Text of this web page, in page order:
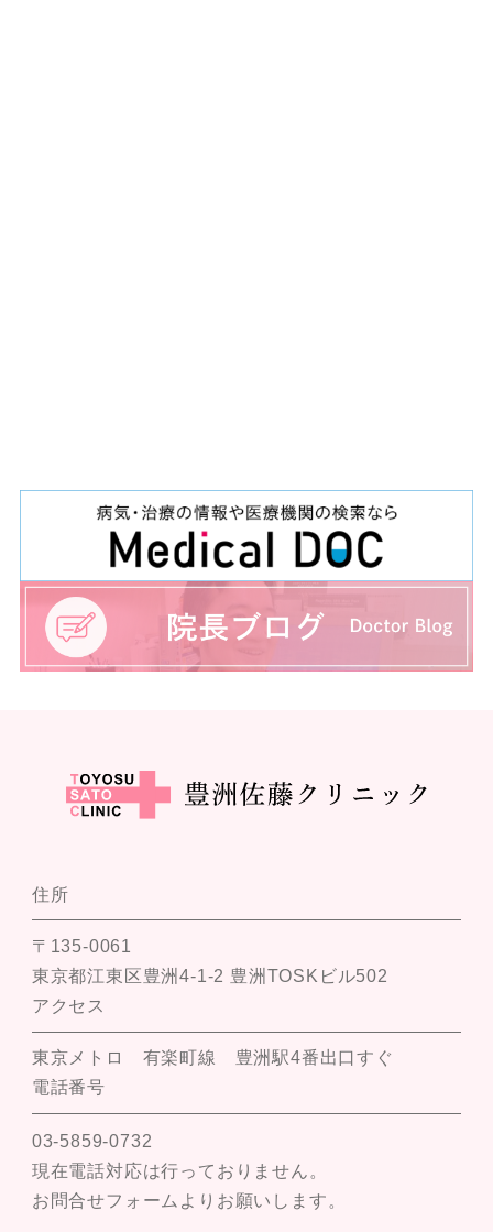
住所
〒135-0061
東京都江東区豊洲4-1-2 豊洲TOSKビル502
アクセス
東京メトロ 有楽町線 豊洲駅4番出口すぐ
電話番号
03-5859-0732
現在電話対応は行っておりません。
お問合せフォームよりお願いします。